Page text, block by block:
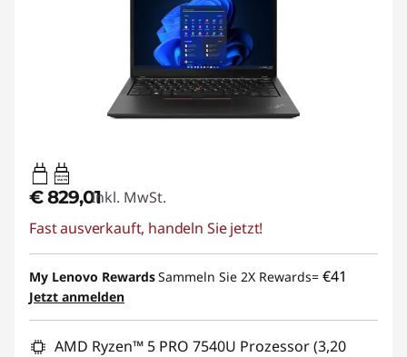
65W-65W
USB PD
€ 829,01Inkl. MwSt.
Fast ausverkauft, handeln Sie jetzt!
My Lenovo RewardsSammeln Sie 2X Rewards= €41
Jetzt anmelden
AMD Ryzen™ 5 PRO 7540U Prozessor (3,20